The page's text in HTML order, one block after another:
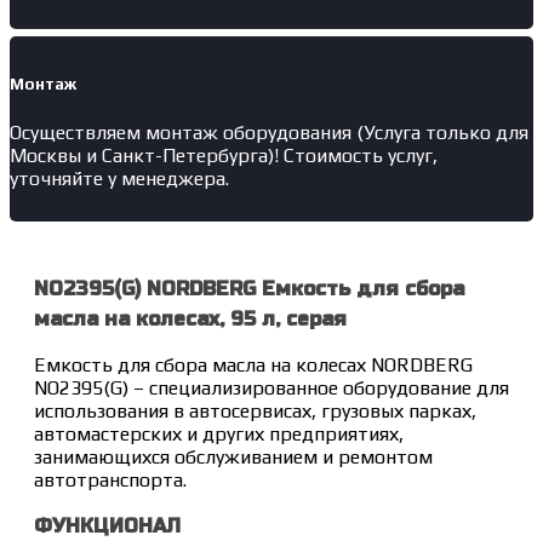
Монтаж
Осуществляем монтаж оборудования (Услуга только для
Москвы и Санкт-Петербурга)! Стоимость услуг,
уточняйте у менеджера.
NO2395(G) NORDBERG Емкость для сбора
масла на колесах, 95 л, серая
Емкость для сбора масла на колесах NORDBERG
NO2395(G) – специализированное оборудование для
использования в автосервисах, грузовых парках,
автомастерских и других предприятиях,
занимающихся обслуживанием и ремонтом
автотранспорта.
ФУНКЦИОНАЛ